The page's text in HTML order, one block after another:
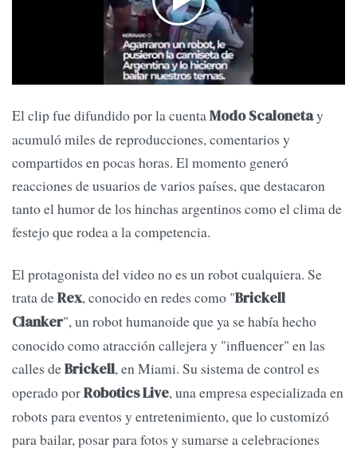
El clip fue difundido por la cuentaModo Scalonetay
acumuló miles de reproducciones, comentarios y
compartidos en pocas horas. El momento generó
reacciones de usuarios de varios países, que destacaron
tanto el humor de los hinchas argentinos como el clima de
festejo que rodea a la competencia.
El protagonista del video no es un robot cualquiera. Se
trata deRex, conocido en redes como "Brickell
Clanker", un robot humanoide que ya se había hecho
conocido como atracción callejera y "influencer" en las
calles deBrickell, en Miami. Su sistema de control es
operado porRobotics Live, una empresa especializada en
robots para eventos y entretenimiento, que lo customizó
para bailar, posar para fotos y sumarse a celebraciones